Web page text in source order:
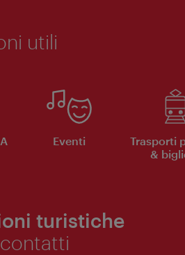
utili
Eventi
Trasporti
&
turistiche